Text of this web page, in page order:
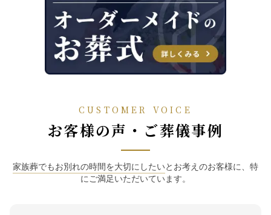
CUSTOMER VOICE
お客様の声・ご葬儀事例
家族葬でもお別れの時間を大切にしたいとお考えのお客様に、特
にご満足いただいています。